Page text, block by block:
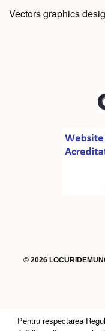
Vectors graphics
© 2026
Twitter
Facebook
Pentru respectarea